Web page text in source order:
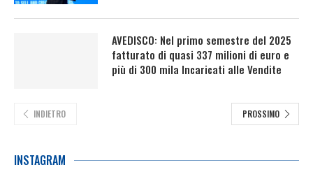
AVEDISCO: Nel primo semestre del 2025
fatturato di quasi 337 milioni di euro e
più di 300 mila Incaricati alle Vendite
INDIETRO PROSSIMO
INSTAGRAM